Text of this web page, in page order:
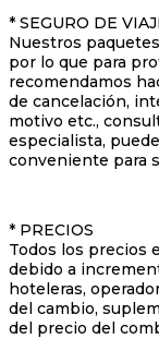
* SEGURO DE
Nuestros
por lo que para
recomendamos
de cancelación,
motivo etc.,
especialista,
conveniente para
* PRECIOS
Todos los precios
debido a
hoteleras,
del cambio,
del precio del